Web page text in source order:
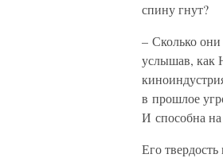
спину гнут?
– Сколько
услышав, как
в прошлое
И способна на
Его